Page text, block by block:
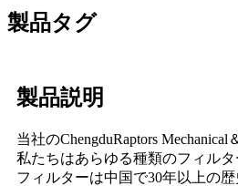
製品タグ
製品説明
当社のChengduRaptors
私たちはあらゆる種類のフィルタ
フィルターは中国で30年以上の